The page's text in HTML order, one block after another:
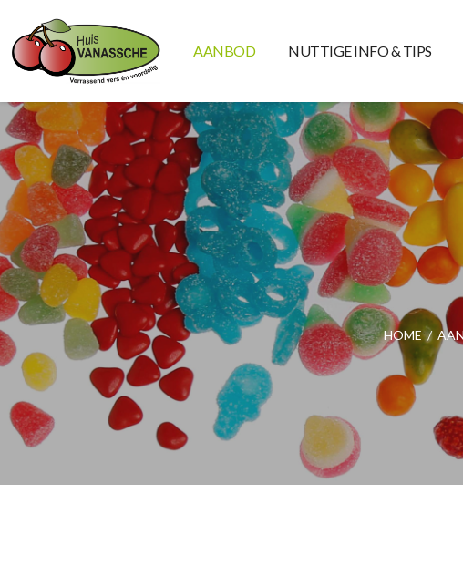
AANBOD NUTTIGE INFO & TIPS
HOME /